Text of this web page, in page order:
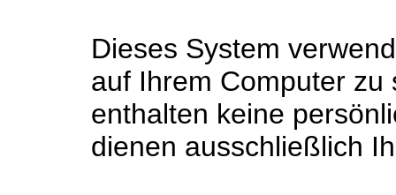
Dieses System
auf Ihrem Computer
enthalten keine
dienen ausschließlich